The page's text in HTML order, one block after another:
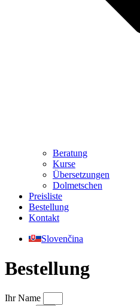
Beratung
Kurse
Übersetzungen
Dolmetschen
Preisliste
Bestellung
Kontakt
Slovenčina
Bestellung
Ihr Name